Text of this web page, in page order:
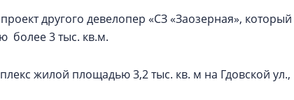
другого девелопер «СЗ «Заозерная», который
более 3 тыс. кв.м.
жилой площадью 3,2 тыс. кв. м на Гдовской ул.,